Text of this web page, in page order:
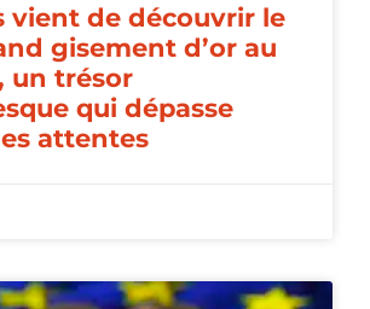
vient de découvrir le
gisement d’or au
un trésor
qui dépasse
attentes